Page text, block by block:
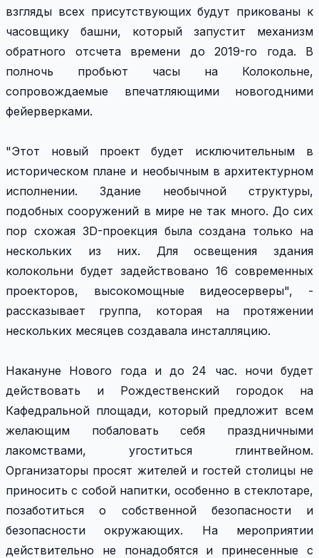
взгляды всех присутствующих будут прикованы к
часовщику башни, который запустит механизм
обратного отсчета времени до 2019-го года. В
полночь пробьют часы на Колокольне,
сопровождаемые впечатляющими новогодними
фейерверками.
"Этот новый проект будет исключительным в
историческом плане и необычным в архитектурном
исполнении. Здание необычной структуры,
подобных сооружений в мире не так много. До сих
пор схожая 3D-проекция была создана только на
нескольких из них. Для освещения здания
колокольни будет задействовано 16 современных
проекторов, высокомощные видеосерверы", -
рассказывает группа, которая на протяжении
нескольких месяцев создавала инсталляцию.
Накануне Нового года и до 24 час. ночи будет
действовать и Рождественский городок на
Кафедральной площади, который предложит всем
желающим побаловать себя праздничными
лакомствами, угоститься глинтвейном.
Организаторы просят жителей и гостей столицы не
приносить с собой напитки, особенно в стеклотаре,
позаботиться о собственной безопасности и
безопасности окружающих. На мероприятии
действительно не понадобятся и принесенные с